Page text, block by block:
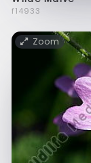
f14933
Zoom